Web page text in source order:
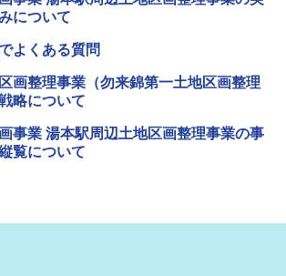
について
よくある質問
画整理事業（勿来錦第一土地区画整理
略について
事業 湯本駅周辺土地区画整理事業の事
覧について